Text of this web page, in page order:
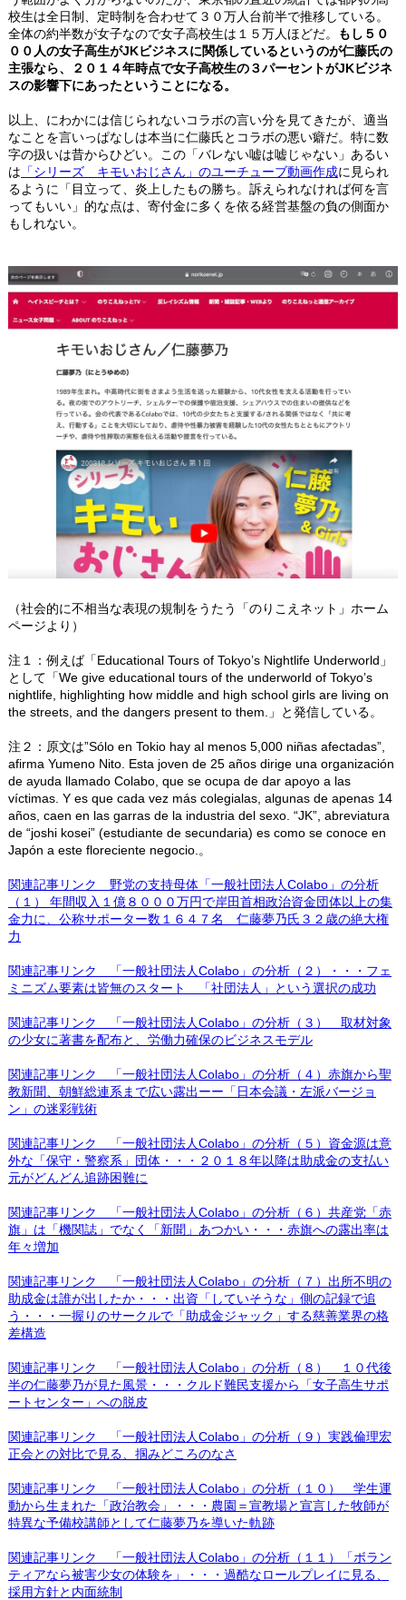
校生は全日制、定時制を合わせて３０万人台前半で推移している。
全体の約半数が女子なので女子高校生は１５万人ほどだ。
もし５０
００人の女子高生がJKビジネスに関係しているというのが仁藤氏の
主張なら、２０１４年時点で女子高校生の３パーセントがJKビジネ
スの影響下にあったということになる。
以上、にわかには信じられないコラボの言い分を見てきたが、適当
なことを言いっぱなしは本当に仁藤氏とコラボの悪い癖だ。特に数
字の扱いは昔からひどい。この「バレない嘘は嘘じゃない」あるい
は 「シリーズ キモいおじさん」のユーチューブ動画作成に見られ
るように「目立って、炎上したもの勝ち。訴えられなければ何を言
ってもいい」的な点は、寄付金に多くを依る経営基盤の負の側面か
もしれない。
（社会的に不相当な表現の規制をうたう「のりこえネット」ホーム
ページより）
注１：例えば「Educational Tours of Tokyo’s Nightlife Underworld」
として「We give educational tours of the underworld of Tokyo’s
nightlife, highlighting how middle and high school girls are living on
the streets, and the dangers present to them.」と発信している。
注２：原文は”Sólo en Tokio hay al menos 5,000 niñas afectadas”,
afirma Yumeno Nito. Esta joven de 25 años dirige una organización
de ayuda llamado Colabo, que se ocupa de dar apoyo a las
víctimas. Y es que cada vez más colegialas, algunas de apenas 14
años, caen en las garras de la industria del sexo. “JK”, abreviatura
de “joshi kosei” (estudiante de secundaria) es como se conoce en
Japón a este floreciente negocio.。
関連記事リンク 野党の支持母体「一般社団法人Colabo」の分析
（１） 年間収入１億８０００万円で岸田首相政治資金団体以上の集
金力に、公称サポーター数１６４７名 仁藤夢乃氏３２歳の絶大権
力
関連記事リンク 「一般社団法人Colabo」の分析（２）・・・フェ
ミニズム要素は皆無のスタート 「社団法人」という選択の成功
関連記事リンク 「一般社団法人Colabo」の分析（３） 取材対象
の少女に著書を配布と、労働力確保のビジネスモデル
関連記事リンク 「一般社団法人Colabo」の分析（４）赤旗から聖
教新聞、朝鮮総連系まで広い露出ーー「日本会議・左派バージョ
ン」の迷彩戦術
関連記事リンク 「一般社団法人Colabo」の分析（５）資金源は意
外な「保守・警察系」団体・・・２０１８年以降は助成金の支払い
元がどんどん追跡困難に
関連記事リンク 「一般社団法人Colabo」の分析（６）共産党「赤
旗」は「機関誌」でなく「新聞」あつかい・・・赤旗への露出率は
年々増加
関連記事リンク 「一般社団法人Colabo」の分析（７）出所不明の
助成金は誰が出したか・・・出資「していそうな」側の記録で追
う・・・一握りのサークルで「助成金ジャック」する慈善業界の格
差構造
関連記事リンク 「一般社団法人Colabo」の分析（８） １０代後
半の仁藤夢乃が見た風景・・・クルド難民支援から「女子高生サポ
ートセンター」への脱皮
関連記事リンク 「一般社団法人Colabo」の分析（９）実践倫理宏
正会との対比で見る、掴みどころのなさ
関連記事リンク 「一般社団法人Colabo」の分析（１０） 学生運
動から生まれた「政治教会」・・・農園＝宣教場と宣言した牧師が
特異な予備校講師として仁藤夢乃を導いた軌跡
関連記事リンク 「一般社団法人Colabo」の分析（１１）「ボラン
ティアなら被害少女の体験を」・・・過酷なロールプレイに見る、
採用方針と内面統制